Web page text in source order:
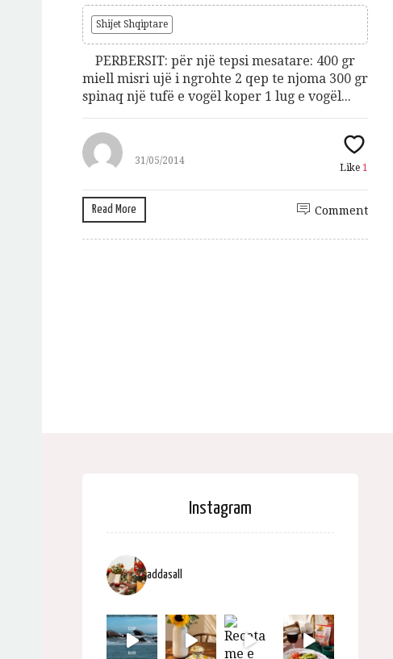
Shijet Shqiptare
PERBERSIT: për një tepsi mesatare: 400 gr
miell misri ujë i ngrohte 2 qep te njoma 300 gr
spinaq një tufë e vogël koper 1 lug e vogël...
31/05/2014
Like 1
Read More Comment
Jeto
Instagram
addasall